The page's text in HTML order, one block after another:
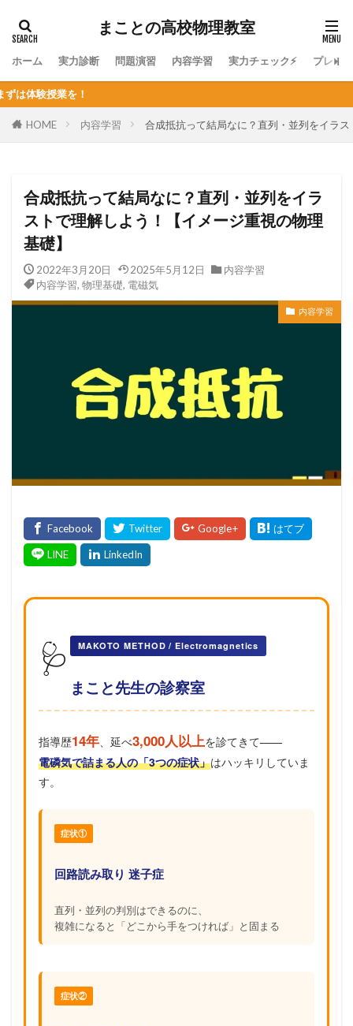
まことの高校物理教室
ホーム 実力診断 問題演習 内容学習 実力チェック⚡ プレミ
HOME 内容学習 合成抵抗って結局なに？直列・並列をイラ
合成抵抗って結局なに？直列・並列をイラ
ストで理解しよう！【イメージ重視の物理
基礎】
2022年3月20日 2025年5月12日
内容学習
内容学習, 物理基礎, 電磁気
内容学習
🩺 MAKOTO METHOD / Electromagnetics
まこと先生の診察室
指導歴14年 、延べ3,000人以上を診てきて——
電磷気で詰まる人の「3つの症状」はハッキリしていま
す。
症状①
回路読み取り 迷子症
直列・並列の判別はできるのに、
複雑になると「どこから手をつければ」と固まる
症状②